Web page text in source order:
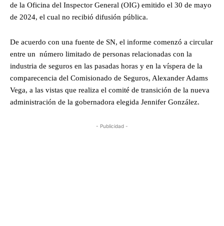
de la Oficina del Inspector General (OIG) emitido el 30 de mayo
de 2024, el cual no recibió difusión pública.
De acuerdo con una fuente de SN, el informe comenzó a circular
entre un número limitado de personas relacionadas con la
industria de seguros en las pasadas horas y en la víspera de la
comparecencia del Comisionado de Seguros, Alexander Adams
Vega, a las vistas que realiza el comité de transición de la nueva
administración de la gobernadora elegida Jennifer González.
- Publicidad -